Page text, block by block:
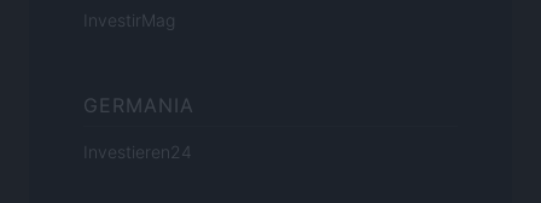
InvestirMag
GERMANIA
Investieren24